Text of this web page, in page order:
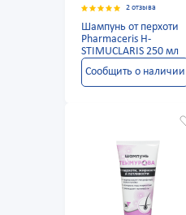
2 отзыва
Шампунь от перхоти
Pharmaceris H-
STIMUCLARIS 250 мл
Сообщить о наличии